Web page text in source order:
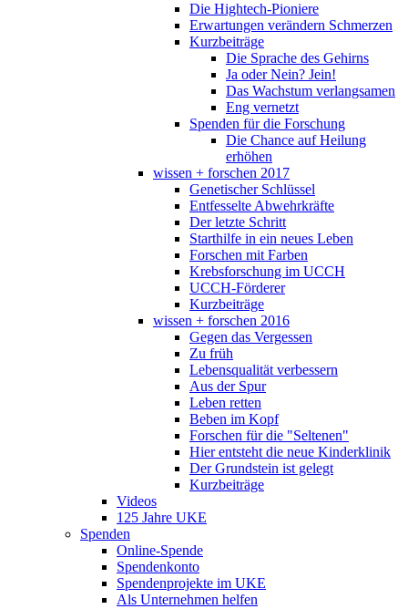
Die Hightech-Pioniere
Erwartungen verändern Schmerzen
Kurzbeiträge
Die Sprache des Gehirns
Ja oder Nein? Jein!
Das Wachstum verlangsamen
Eng vernetzt
Spenden für die Forschung
Die Chance auf Heilung
erhöhen
wissen + forschen 2017
Genetischer Schlüssel
Entfesselte Abwehrkräfte
Der letzte Schritt
Starthilfe in ein neues Leben
Forschen mit Farben
Krebsforschung im UCCH
UCCH-Förderer
Kurzbeiträge
wissen + forschen 2016
Gegen das Vergessen
Zu früh
Lebensqualität verbessern
Aus der Spur
Leben retten
Beben im Kopf
Forschen für die "Seltenen"
Hier entsteht die neue Kinderklinik
Der Grundstein ist gelegt
Kurzbeiträge
Videos
125 Jahre UKE
Spenden
Online-Spende
Spendenkonto
Spendenprojekte im UKE
Als Unternehmen helfen